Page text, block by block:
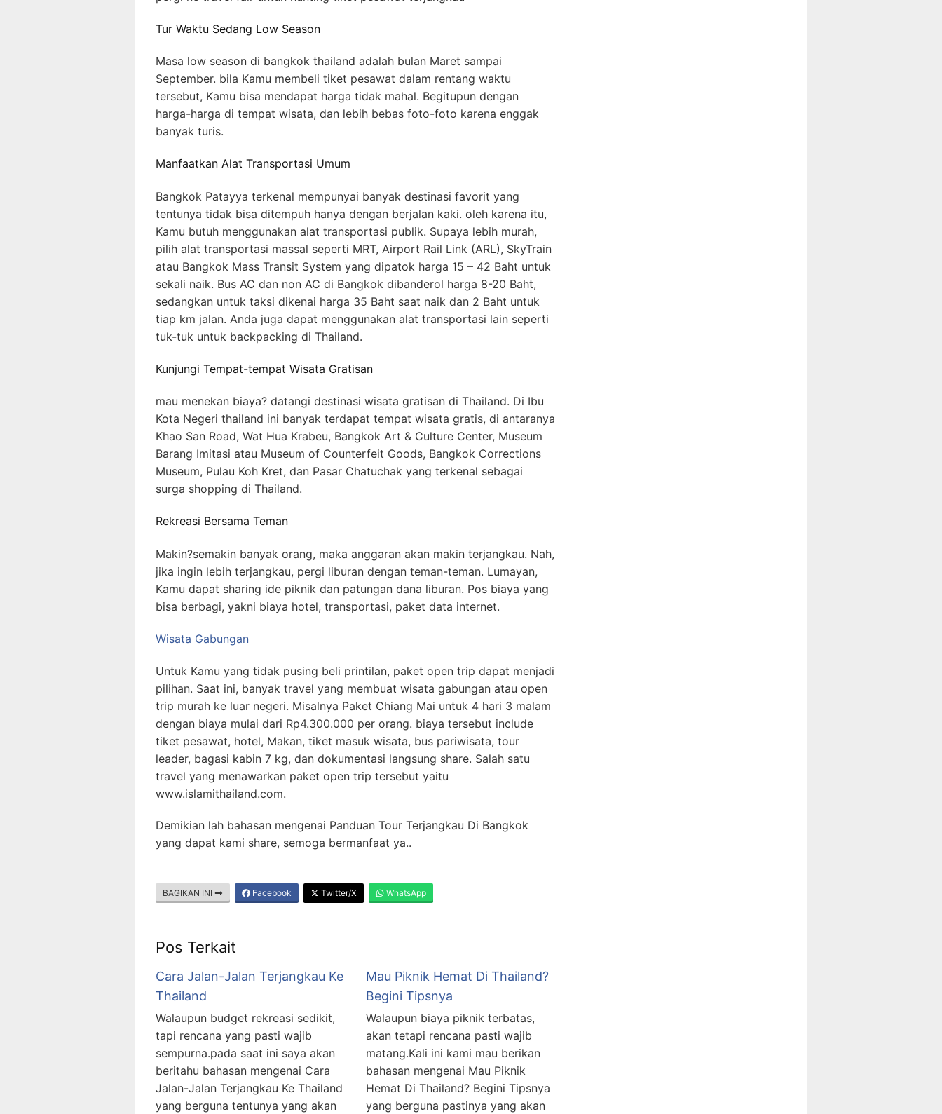
Tur Waktu Sedang Low Season
Masa low season di bangkok thailand adalah bulan Maret sampai
September. bila Kamu membeli tiket pesawat dalam rentang waktu
tersebut, Kamu bisa mendapat harga tidak mahal. Begitupun dengan
harga-harga di tempat wisata, dan lebih bebas foto-foto karena enggak
banyak turis.
Manfaatkan Alat Transportasi Umum
Bangkok Patayya terkenal mempunyai banyak destinasi favorit yang
tentunya tidak bisa ditempuh hanya dengan berjalan kaki. oleh karena itu,
Kamu butuh menggunakan alat transportasi publik. Supaya lebih murah,
pilih alat transportasi massal seperti MRT, Airport Rail Link (ARL), SkyTrain
atau Bangkok Mass Transit System yang dipatok harga 15 – 42 Baht untuk
sekali naik. Bus AC dan non AC di Bangkok dibanderol harga 8-20 Baht,
sedangkan untuk taksi dikenai harga 35 Baht saat naik dan 2 Baht untuk
tiap km jalan. Anda juga dapat menggunakan alat transportasi lain seperti
tuk-tuk untuk backpacking di Thailand.
Kunjungi Tempat-tempat Wisata Gratisan
mau menekan biaya? datangi destinasi wisata gratisan di Thailand. Di Ibu
Kota Negeri thailand ini banyak terdapat tempat wisata gratis, di antaranya
Khao San Road, Wat Hua Krabeu, Bangkok Art & Culture Center, Museum
Barang Imitasi atau Museum of Counterfeit Goods, Bangkok Corrections
Museum, Pulau Koh Kret, dan Pasar Chatuchak yang terkenal sebagai
surga shopping di Thailand.
Rekreasi Bersama Teman
Makin?semakin banyak orang, maka anggaran akan makin terjangkau. Nah,
jika ingin lebih terjangkau, pergi liburan dengan teman-teman. Lumayan,
Kamu dapat sharing ide piknik dan patungan dana liburan. Pos biaya yang
bisa berbagi, yakni biaya hotel, transportasi, paket data internet.
Wisata Gabungan
Untuk Kamu yang tidak pusing beli printilan, paket open trip dapat menjadi
pilihan. Saat ini, banyak travel yang membuat wisata gabungan atau open
trip murah ke luar negeri. Misalnya Paket Chiang Mai untuk 4 hari 3 malam
dengan biaya mulai dari Rp4.300.000 per orang. biaya tersebut include
tiket pesawat, hotel, Makan, tiket masuk wisata, bus pariwisata, tour
leader, bagasi kabin 7 kg, dan dokumentasi langsung share. Salah satu
travel yang menawarkan paket open trip tersebut yaitu
www.islamithailand.com.
Demikian lah bahasan mengenai Panduan Tour Terjangkau Di Bangkok
yang dapat kami share, semoga bermanfaat ya..
BAGIKAN INI Facebook Twitter/X WhatsApp
Pos Terkait
Cara Jalan-Jalan Terjangkau Ke
Thailand
Walaupun budget rekreasi sedikit,
tapi rencana yang pasti wajib
sempurna.pada saat ini saya akan
beritahu bahasan mengenai Cara
Jalan-Jalan Terjangkau Ke Thailand
yang berguna tentunya yang akan
Mau Piknik Hemat Di Thailand?
Begini Tipsnya
Walaupun biaya piknik terbatas,
akan tetapi rencana pasti wajib
matang.Kali ini kami mau berikan
bahasan mengenai Mau Piknik
Hemat Di Thailand? Begini Tipsnya
yang berguna pastinya yang akan